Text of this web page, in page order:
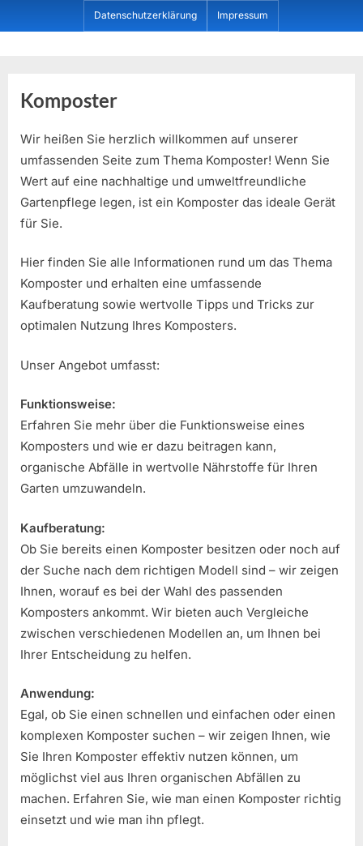
to
Datenschutzerklärung Impressum
Komposter
Wir heißen Sie herzlich willkommen auf unserer
umfassenden Seite zum Thema Komposter! Wenn Sie
Wert auf eine nachhaltige und umweltfreundliche
Gartenpflege legen, ist ein Komposter das ideale Gerät
für Sie.
Hier finden Sie alle Informationen rund um das Thema
Komposter und erhalten eine umfassende
Kaufberatung sowie wertvolle Tipps und Tricks zur
optimalen Nutzung Ihres Komposters.
Unser Angebot umfasst:
Funktionsweise:
Erfahren Sie mehr über die Funktionsweise eines
Komposters und wie er dazu beitragen kann,
organische Abfälle in wertvolle Nährstoffe für Ihren
Garten umzuwandeln.
Kaufberatung:
Ob Sie bereits einen Komposter besitzen oder noch auf
der Suche nach dem richtigen Modell sind – wir zeigen
Ihnen, worauf es bei der Wahl des passenden
Komposters ankommt. Wir bieten auch Vergleiche
zwischen verschiedenen Modellen an, um Ihnen bei
Ihrer Entscheidung zu helfen.
Anwendung:
Egal, ob Sie einen schnellen und einfachen oder einen
komplexen Komposter suchen – wir zeigen Ihnen, wie
Sie Ihren Komposter effektiv nutzen können, um
möglichst viel aus Ihren organischen Abfällen zu
machen. Erfahren Sie, wie man einen Komposter richtig
einsetzt und wie man ihn pflegt.